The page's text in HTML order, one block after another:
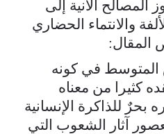
المصالح الآنية إلى
والانتماء الحضاري
المقال:
المتوسط في كونه
كثيرا من معناه
للذاكرة الإنسانية
آثار الشعوب التي